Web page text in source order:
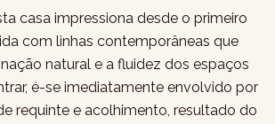
casa impressiona desde o primeiro
com linhas contemporâneas que
natural e a fluidez dos espaços
é-se imediatamente envolvido por
requinte e acolhimento, resultado do